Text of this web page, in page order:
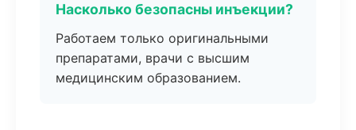
Насколько безопасны инъекции?
Работаем только оригинальными
препаратами, врачи с высшим
медицинским образованием.